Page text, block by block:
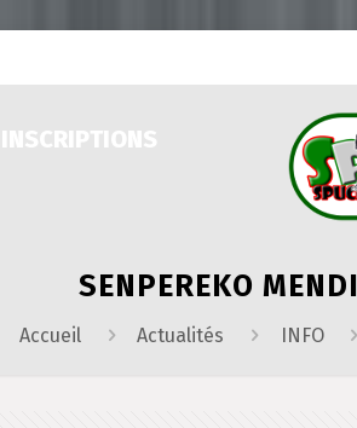
INSCRIPTIONS
SENPEREKO
Accueil Actualités INFO